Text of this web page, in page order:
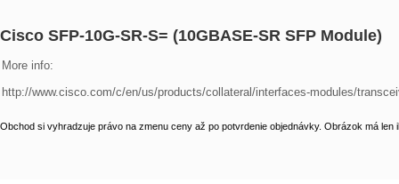
Cisco SFP-10G-SR-S= (10GBASE-SR SFP Module)
More info:
http://www.cisco.com/c/en/us/products/collateral/interfaces-modules/
Obchod si vyhradzuje právo na zmenu ceny až po potvrdenie objednávky. Obrázok má len